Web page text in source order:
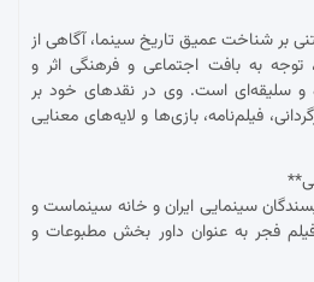
بر شناخت عمیق تاریخ سینما، آگاهی از
توجه به بافت اجتماعی و فرهنگی اثر و
و سلیقه‌ای است. وی در نقدهای خود بر
فیلم‌نامه، بازی‌ها و لایه‌های معنایی
سینمایی ایران و خانه سینماست و
فجر به عنوان داور بخش مطبوعات و